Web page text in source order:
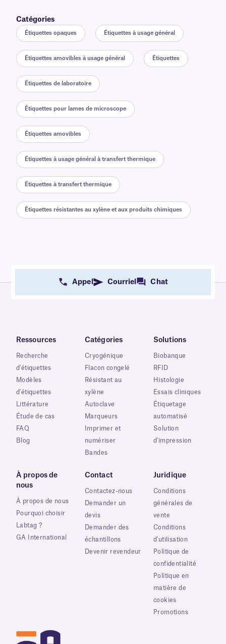
Catégories
Étiquettes opaques Étiquettes à usage général
Étiquettes amovibles à usage général Étiquettes
Étiquettes de laboratoire
Étiquettes pour lames de microscope
Étiquettes amovibles
Étiquettes à usage général à transfert thermique
Étiquettes à transfert thermique
Étiquettes résistantes au xylène et aux produits chimiques
Appel Courriel Chat
Ressources
Recherche
d'étiquettes
Modèles
d'étiquettes
Littérature
Étude de cas
FAQ
Blog
Catégories
Cryogénique
Flacon congelé
Résistant au
xylène
Autoclave
Marqueurs
Imprimer et
numériser
Bandes
Solutions
Biobanque
RFID
Histologie
Essais cliniques
Étiquetage
automatisé
Solution
d'impression
À propos de
nous
À propos de nous
Pourquoi choisir
Labtag ?
GA International
Contact
Contactez-nous
Demander un
devis
Demander des
échantillons
Devenir revendeur
Juridique
Conditions
générales de
vente
Conditions
d'utilisation
Politique de
confidentialité
Politique en
matière de
cookies
Promotions